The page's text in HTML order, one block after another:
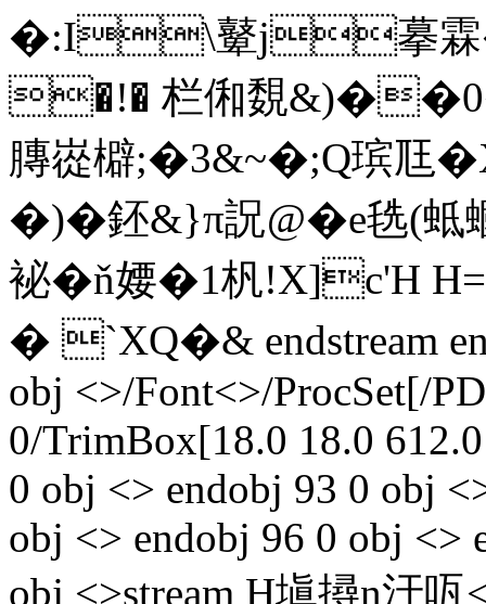
�:I\鼙j摹霖
�!� 栏俰覣
膞嵸檘;�3&~�; Q瑸尫
�)�鉟&}π詋 @�e毨
袐�ň婹�1杋!X]c'H
� `XQ�& endstream
obj <>/Font<>/ProcSet[/
0/TrimBox[18.0 18.0
0 obj <> endobj 93 0 obj
obj <> endobj 96 0 obj <>
obj <>stream H塡撏n汙